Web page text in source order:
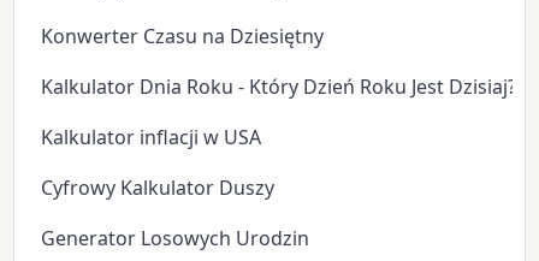
Konwerter Czasu na Dziesiętny
Kalkulator Dnia Roku - Który Dzień Roku Jest Dzisiaj?
Kalkulator inflacji w USA
Cyfrowy Kalkulator Duszy
Generator Losowych Urodzin